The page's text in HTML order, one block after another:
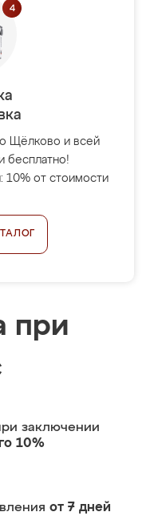
Щёлково и всей
бесплатно!
10% от стоимости
при
заключении
10%
от 7 дней